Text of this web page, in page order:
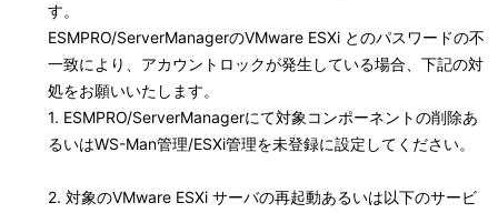
す。
ESMPRO/ServerManagerのVMware ESXi とのパスワードの不
一致により、アカウントロックが発生している場合、下記の対
処をお願いいたします。
1. ESMPRO/ServerManagerにて対象コンポーネントの削除あ
るいはWS-Man管理/ESXi管理を未登録に設定してください。
2. 対象のVMware ESXi サーバの再起動あるいは以下のサービ